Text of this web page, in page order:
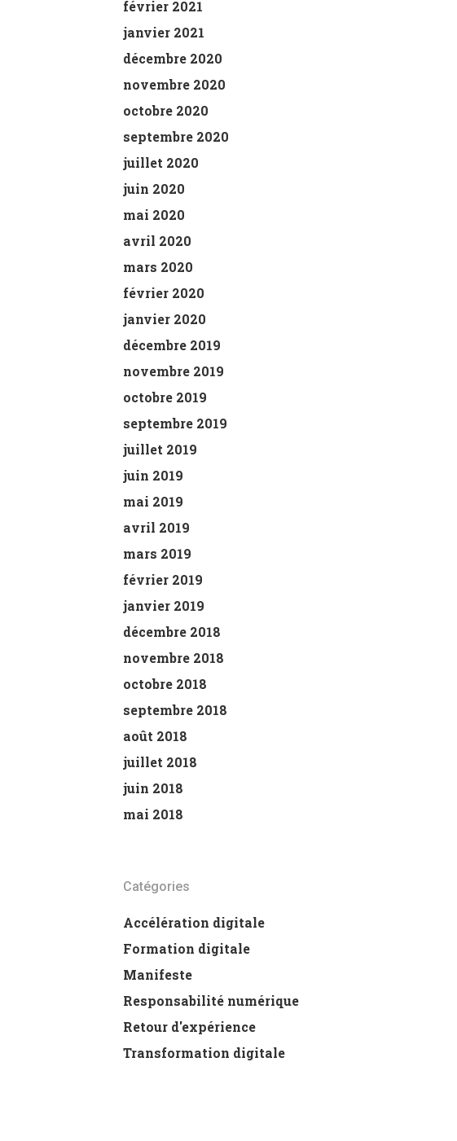
février 2021
janvier 2021
décembre 2020
novembre 2020
octobre 2020
septembre 2020
juillet 2020
juin 2020
mai 2020
avril 2020
mars 2020
février 2020
janvier 2020
décembre 2019
novembre 2019
octobre 2019
septembre 2019
juillet 2019
juin 2019
mai 2019
avril 2019
mars 2019
février 2019
janvier 2019
décembre 2018
novembre 2018
octobre 2018
septembre 2018
août 2018
juillet 2018
juin 2018
mai 2018
Catégories
Accélération digitale
Formation digitale
Manifeste
Responsabilité numérique
Retour d'expérience
Transformation digitale